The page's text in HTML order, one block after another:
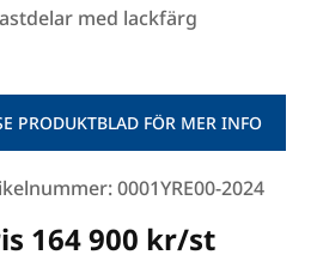
med lackfärg
PRODUKTBLAD FÖR MER INFO
0001YRE00-2024
164 900 kr/st